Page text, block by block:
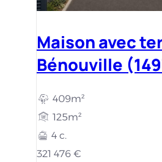
Maison avec
Bénouville
409m²
125m²
4 c.
321 476 €